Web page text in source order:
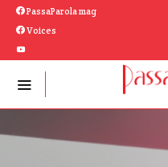
PassaParola mag
Voices